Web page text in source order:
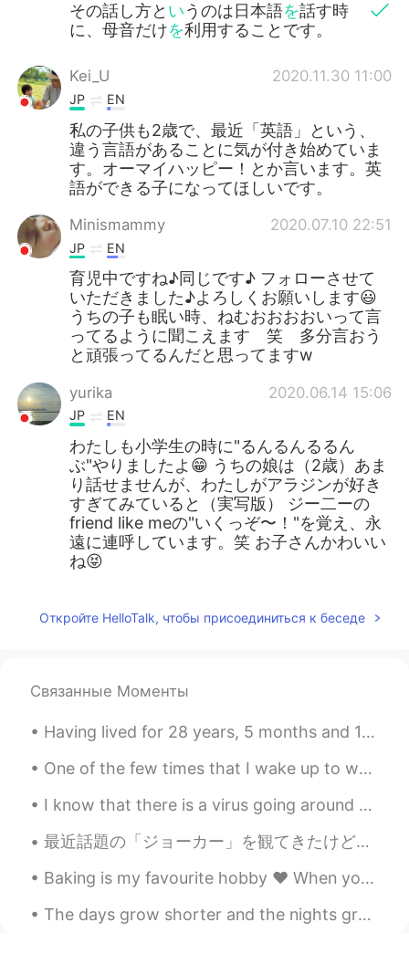
その話し方と いうのは日本語を話す時
に、母音だけを利用することです。
Kei_U 2020.11.30 11:00
JP EN
私の子供も2歳で、最近「英語」という、
違う言語があることに気が付き始めていま
す。オーマイハッピー！とか言います。英
語ができる子になってほしいです。
Minismammy 2020.07.10 22:51
JP EN
育児中ですね♪同じです♪ フォローさせて
いただきました♪よろしくお願いします😃
うちの子も眠い時、ねむおおおおいって言
ってるように聞こえます 笑 多分言おう
と頑張ってるんだと思ってますw
yurika 2020.06.14 15:06
JP EN
わたしも小学生の時に"るんるんるるん
ぶ"やりましたよ😁 うちの娘は（2歳）あま
り話せませんが、わたしがアラジンが好き
すぎてみていると（実写版） ジー二ーの
friend like meの"いくっぞ〜！"を覚え、永
遠に連呼しています。笑 お子さんかわいい
ね😝
JP EN
JP EN
宴会でなんかやってくれと言われた時、日
本語の一文字一文字の間に、ラ行を入れ
て、カエルの歌を歌います。😉 かラえレる
ルのロうルたラがラララ🎼
JP EN
我が家ではよく息子達を「斬新だね〜！」
ってほめてます😄親父ギャグって韻を踏む
Откройте HelloTalk, чтобы присоединиться к беседе
Связанные Моменты
Having lived for 28 years, 5 months and 15 days, I have finally realised that I dislike people. I...
One of the few times that I wake up to watch the sunrise. Eating acai bowl. 吃早餐. 看日出 朝食を食べる。 日の...
I know that there is a virus going around and I just wanted to say stay safe. Stay strong China. ...
最近話題の「ジョーカー」を観てきたけど、正直評価に悩む作品だった。映像は確かに美しくて、一つ一つのシーンの構成や、物語の流れはしっかりとしている。過去の名作（「タクシードライバー」、「キングオブ...
Baking is my favourite hobby ❤️ When you know how to bake , life is sure to be sweet 😊✨ # my c...
The days grow shorter and the nights grow longer. It now gets dark just after 4pm. At least the...